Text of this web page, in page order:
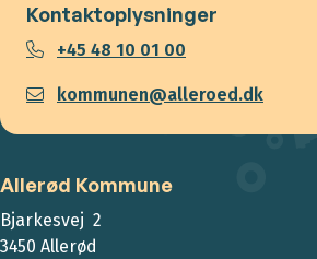
Kontaktoplysninger
+45 48 10 01 00
kommunen@alleroed.dk
Allerød Kommune
Bjarkesvej 2
3450 Allerød